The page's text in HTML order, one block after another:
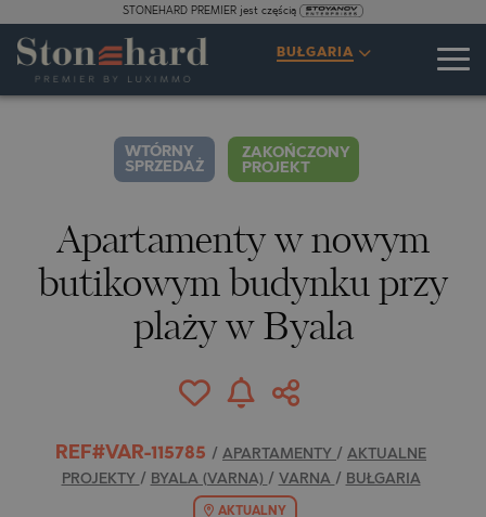
SPECYFIKACJE OPIS MAPA GALERIA
CENY
ZAPYTANIE
STONEHARD PREMIER jest częścią
BUŁGARIA
WTÓRNY
SPRZEDAŻ
ZAKOŃCZONY
PROJEKT
Apartamenty w nowym
butikowym budynku przy
plaży w Byala
REF#VAR-115785 / APARTAMENTY / AKTUALNE
PROJEKTY / BYALA (VARNA) / VARNA / BUŁGARIA
AKTUALNY